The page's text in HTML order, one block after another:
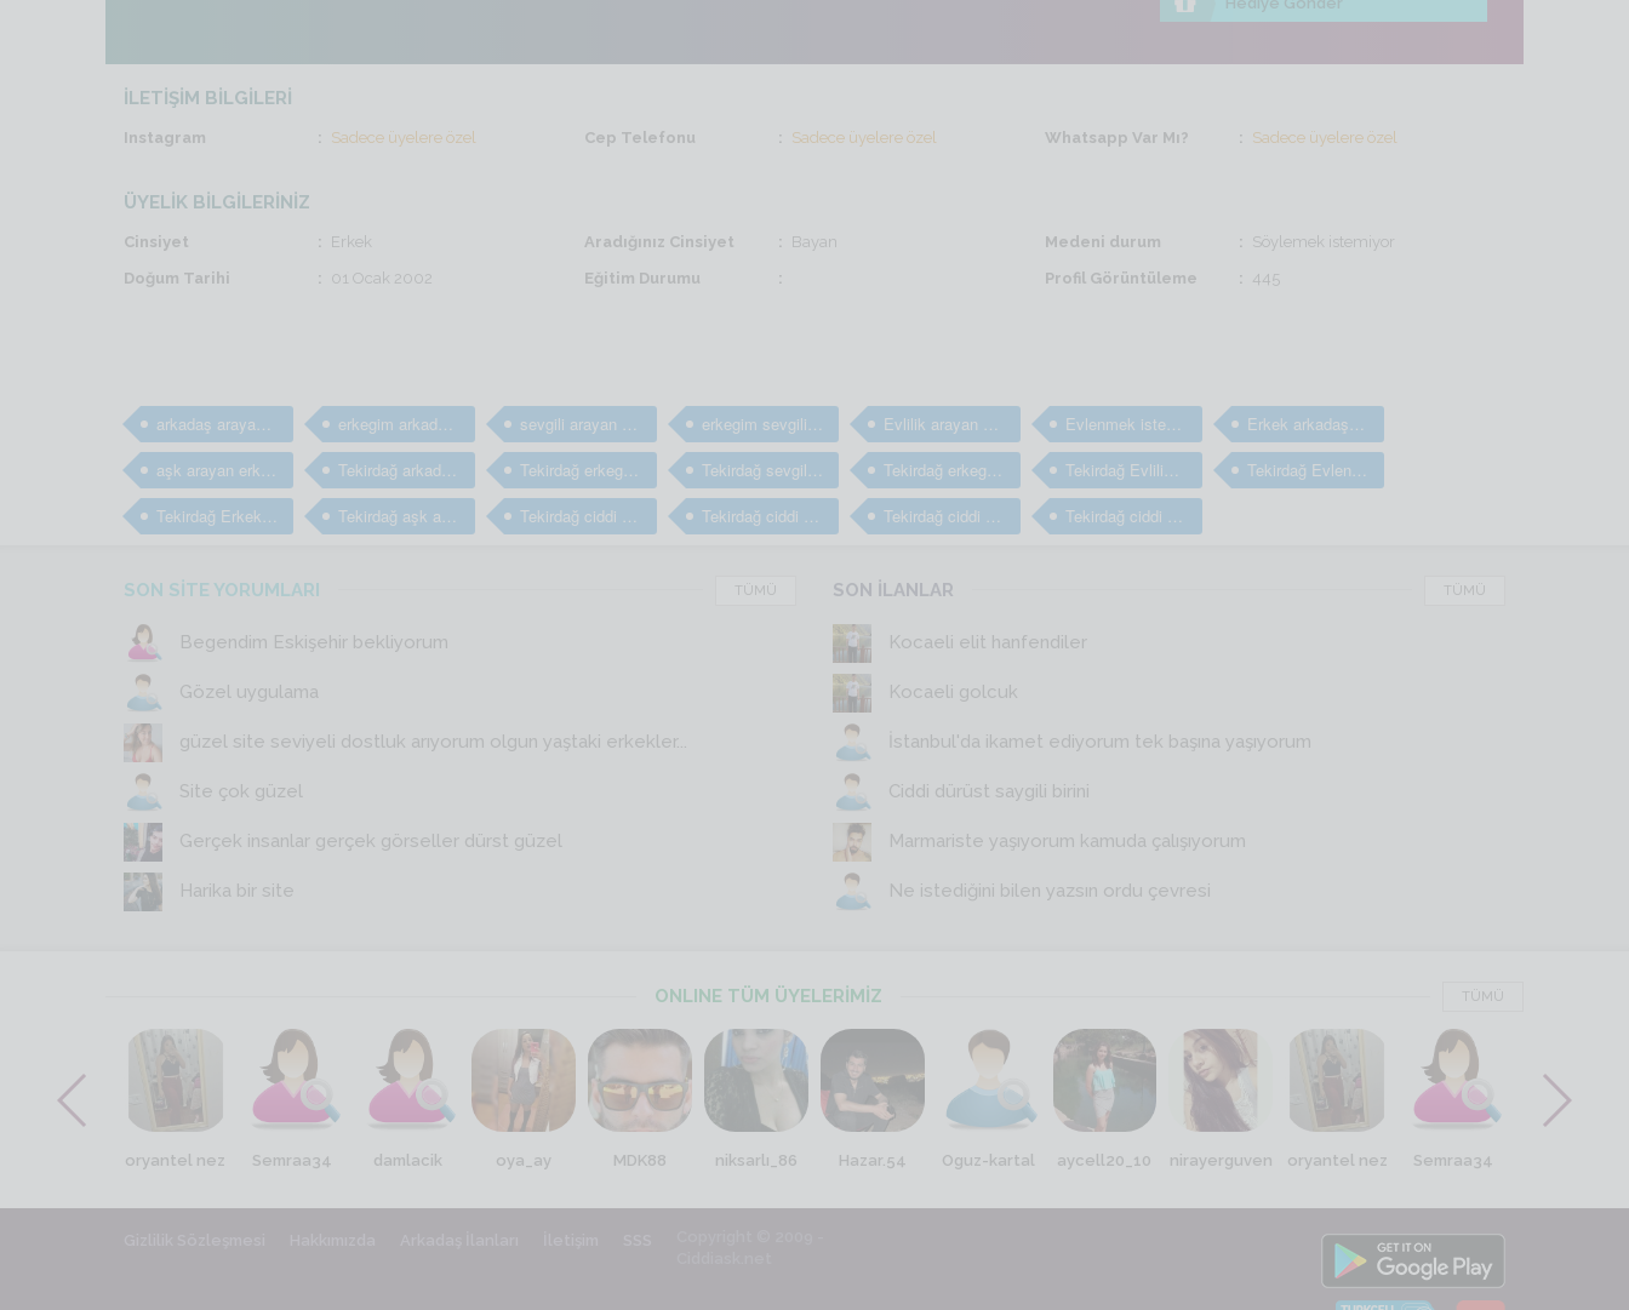
İLETİŞİM BİLGİLERİ
Instagram Sadece üyelere özel Cep Telefonu Sadece üyelere özel Whatsapp Var Mı? Sadece üyelere özel
ÜYELİK BİLGİLERİNİZ
Cinsiyet Erkek Aradığınız Cinsiyet Bayan Medeni durum
Söylemek istemiyor
Doğum Tarihi
01 Ocak 2002 Eğitim Durumu Profil Görüntüleme 445
arkadaş arayan erkekler erkegim arkadaş arıyorum sevgili arayan erkekler erkegim sevgili arıyorum Evlilik arayan bay ve erkekler Evlenmek isteyen bay ve erkekler Erkek arkadaş bulma sitesi
aşk arayan erkekler Tekirdağ arkadaş arayan erkekler Tekirdağ erkegim arkadaş arıyorum Tekirdağ sevgili arayan erkekler Tekirdağ erkegim sevgili arıyorum Tekirdağ Evlilik arayan bay ve erkekler Tekirdağ Evlenmek isteyen bay ve erkekler
Tekirdağ Erkek arkadaş bulma sitesi Tekirdağ aşk arayan erkekler Tekirdağ ciddi evlilik arayan erkekler Tekirdağ ciddi arkadaş arayan erkekler Tekirdağ ciddi arkadaşlık sitesi Tekirdağ ciddi evlilik sitesi
SON SİTE YORUMLARI TÜMÜ
Begendim Eskişehir bekliyorum
Gözel uygulama
güzel site seviyeli dostluk arıyorum olgun yaştaki erkekler...
Site çok güzel
Gerçek insanlar gerçek görseller dürst güzel
Harika bir site
SON İLANLAR TÜMÜ
Kocaeli elit hanfendiler
Kocaeli golcuk
İstanbul'da ikamet ediyorum tek başına yaşıyorum
Ciddi dürüst saygili birini
Marmariste yaşıyorum kamuda çalışıyorum
Ne istediğini bilen yazsın ordu çevresi
ONLINE TÜM ÜYELERİMİZ TÜMÜ
oryantel nez Semraa34 damlacik oya_ay MDK88 niksarlı_86 Hazar.54 Oguz-kartal aycell20_10 nirayerguven oryantel nez Semraa34